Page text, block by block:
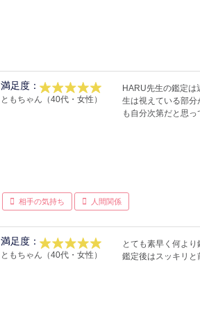
満足度：
ともちゃん（40代・女性）
HARU先生の鑑定
生は視えている部
も自分次第だと思っ
相手の気持ち 人間関係
満足度：
ともちゃん（40代・女性）
とても素早く何よ
鑑定後はスッキリと